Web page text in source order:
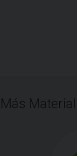
Más